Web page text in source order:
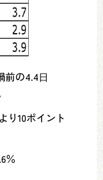
前の4.4⽇
り10ポイント
％